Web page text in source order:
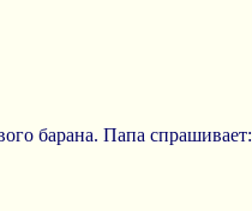
барана. Папа спрашивает: